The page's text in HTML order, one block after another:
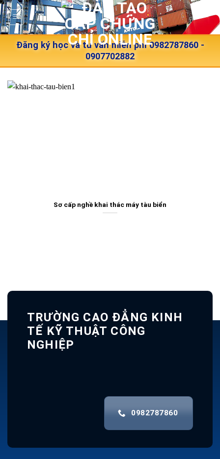
Skip
to
content
Đăng ký học và tư vấn miễn phí 0982787860 -
0907702882
Sơ cấp nghề khai thác máy tàu biển
TRƯỜNG CAO ĐẲNG KINH
TẾ KỸ THUẬT CÔNG
NGHIỆP
0982787860